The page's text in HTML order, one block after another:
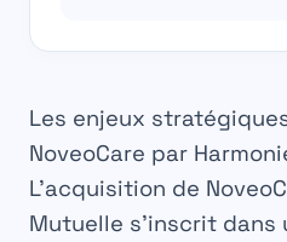
Les enjeux
NoveoCare par
L’acquisition de
Mutuelle s’inscrit dans